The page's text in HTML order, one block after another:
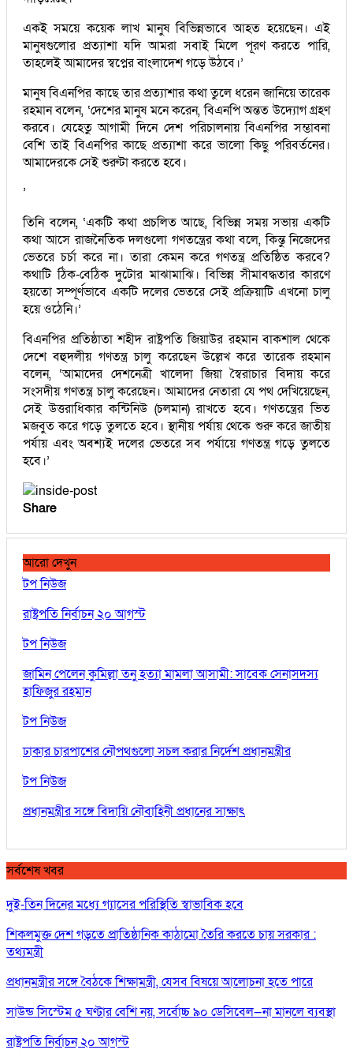
একই সময়ে কয়েক লাখ মানুষ বিভিন্নভাবে আহত হয়েছেন। এই
মানুষগুলোর প্রত্যাশা যদি আমরা সবাই মিলে পূরণ করতে পারি,
তাহলেই আমাদের স্বপ্নের বাংলাদেশ গড়ে উঠবে।’
মানুষ বিএনপির কাছে তার প্রত্যাশার কথা তুলে ধরেন জানিয়ে তারেক
রহমান বলেন, ‘দেশের মানুষ মনে করেন, বিএনপি অন্তত উদ্যোগ গ্রহণ
করবে। যেহেতু আগামী দিনে দেশ পরিচালনায় বিএনপির সম্ভাবনা
বেশি তাই বিএনপির কাছে প্রত্যাশা করে ভালো কিছু পরিবর্তনের।
আমাদেরকে সেই শুরুটা করতে হবে।
’
তিনি বলেন, ‘একটি কথা প্রচলিত আছে, বিভিন্ন সময় সভায় একটি
কথা আসে রাজনৈতিক দলগুলো গণতন্ত্রের কথা বলে, কিন্তু নিজেদের
ভেতরে চর্চা করে না। তারা কেমন করে গণতন্ত্র প্রতিষ্ঠিত করবে?
কথাটি ঠিক-বেঠিক দুটোর মাঝামাঝি। বিভিন্ন সীমাবদ্ধতার কারণে
হয়তো সম্পূর্ণভাবে একটি দলের ভেতরে সেই প্রক্রিয়াটি এখনো চালু
হয়ে ওঠেনি।’
বিএনপির প্রতিষ্ঠাতা শহীদ রাষ্ট্রপতি জিয়াউর রহমান বাকশাল থেকে
দেশে বহুদলীয় গণতন্ত্র চালু করেছেন উল্লেখ করে তারেক রহমান
বলেন, ‘আমাদের দেশনেত্রী খালেদা জিয়া স্বৈরাচার বিদায় করে
সংসদীয় গণতন্ত্র চালু করেছেন। আমাদের নেতারা যে পথ দেখিয়েছেন,
সেই উত্তরাধিকার কন্টিনিউ (চলমান) রাখতে হবে। গণতন্ত্রের ভিত
মজবুত করে গড়ে তুলতে হবে। স্থানীয় পর্যায় থেকে শুরু করে জাতীয়
পর্যায় এবং অবশ্যই দলের ভেতরে সব পর্যায়ে গণতন্ত্র গড়ে তুলতে
হবে।’
Share
আরো দেখুন
টপ নিউজ
রাষ্ট্রপতি নির্বাচন ২০ আগস্ট
টপ নিউজ
জামিন পেলেন কুমিল্লা তনু হত্যা মামলা আসামী: সাবেক সেনাসদস্য
হাফিজুর রহমান
টপ নিউজ
ঢাকার চারপাশের নৌপথগুলো সচল করার নির্দেশ প্রধানমন্ত্রীর
টপ নিউজ
প্রধানমন্ত্রীর সঙ্গে বিদায়ি নৌবাহিনী প্রধানের সাক্ষাৎ
সর্বশেষ খবর
দুই-তিন দিনের মধ্যে গ্যাসের পরিস্থিতি স্বাভাবিক হবে
শিকলমুক্ত দেশ গড়তে প্রাতিষ্ঠানিক কাঠামো তৈরি করতে চায় সরকার :
তথ্যমন্ত্রী
প্রধানমন্ত্রীর সঙ্গে বৈঠকে শিক্ষামন্ত্রী, যেসব বিষয়ে আলোচনা হতে পারে
সাউন্ড সিস্টেম ৫ ঘণ্টার বেশি নয়, সর্বোচ্চ ৯০ ডেসিবেল—না মানলে ব্যবস্থা
রাষ্ট্রপতি নির্বাচন ২০ আগস্ট